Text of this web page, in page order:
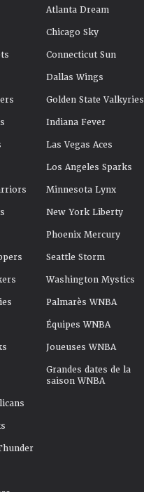
Atlanta Dream
Chicago Sky
Connecticut Sun
Dallas Wings
Golden State Valkyries
Indiana Fever
Las Vegas Aces
Los Angeles Sparks
Minnesota Lynx
New York Liberty
Phoenix Mercury
Seattle Storm
Washington Mystics
Palmarès WNBA
Équipes WNBA
Joueuses WNBA
Grandes dates de la
saison WNBA